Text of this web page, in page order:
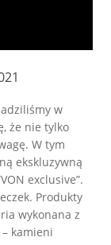
w
że nie tylko
W tym
ekskluzywną
exclusive”.
Produkty
wykonana z
kamieni